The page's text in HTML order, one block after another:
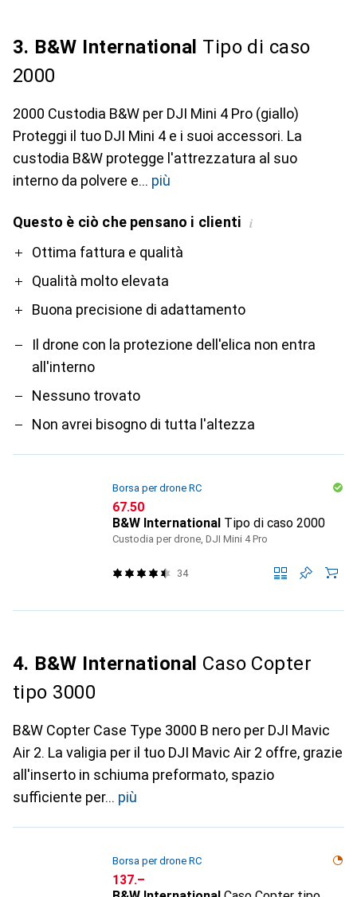
3. B&W International Tipo di caso
2000
2000 Custodia B&W per DJI Mini 4 Pro (giallo)
Proteggi il tuo DJI Mini 4 e i suoi accessori. La
custodia B&W protegge l'attrezzatura al suo
interno da polvere e
più
Questo è ciò che pensano i clienti i
ProOttima fattura e qualità
Qualità molto elevata
Buona precisione di adattamento
Contro
Il drone con la protezione dell'elica non entra
all'interno
Nessuno trovato
Non avrei bisogno di tutta l'altezza
Borsa per drone RC
CHF
67.50
B&W International Tipo di caso 2000
Custodia per drone, DJI Mini 4 Pro
34
4. B&W International Caso Copter
tipo 3000
B&W Copter Case Type 3000 B nero per DJI Mavic
Air 2. La valigia per il tuo DJI Mavic Air 2 offre, grazie
all'inserto in schiuma preformato, spazio
sufficiente per
più
Borsa per drone RC
CHF
137.–